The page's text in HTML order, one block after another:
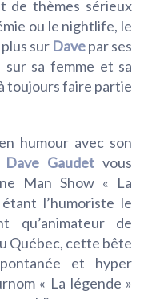
de thèmes sérieux
ou le nightlife, le
sur Davepar ses
sur sa femme et sa
toujours faire partie
humour avec son
Dave Gaudetvous
Man Show « La
l’humoriste le
qu’animateur de
Québec, cette bête
et hyper
« La légende »